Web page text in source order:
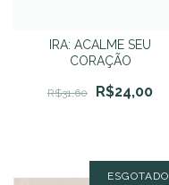
IRA: ACALME SEU
CORAÇÃO
R$31,60 R$24,00
ESGOTADO